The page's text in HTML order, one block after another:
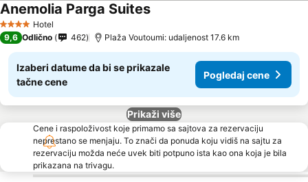
4 ZvezdiceHotel
Anemolia Parga SuitesPogledaj cene
9,6 Odlično 462 Plaža Voutoumi: udaljenost 17.6 km
Izaberi datume da bi se prikazale
tačne cene
Pogledaj cene
Prikaži više
Cene i raspoloživost koje primamo sa sajtova za rezervaciju
neprestano se menjaju. To znači da ponuda koju vidiš na sajtu za
rezervaciju možda neće uvek biti potpuno ista kao ona koja je bila
prikazana na trivagu.